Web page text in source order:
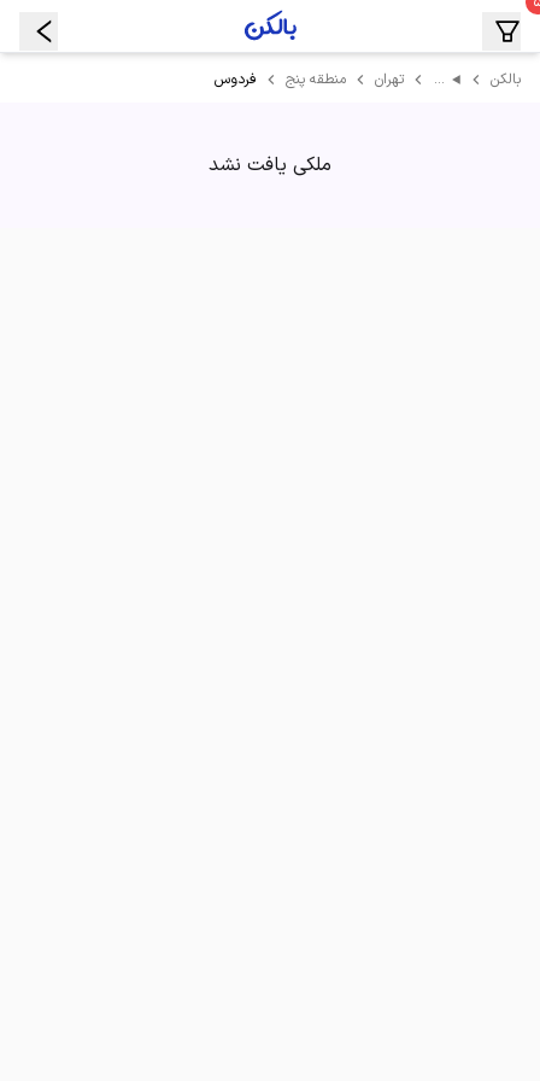
بالکن … تهران منطقه پنج فردوس
ملکی یافت نشد